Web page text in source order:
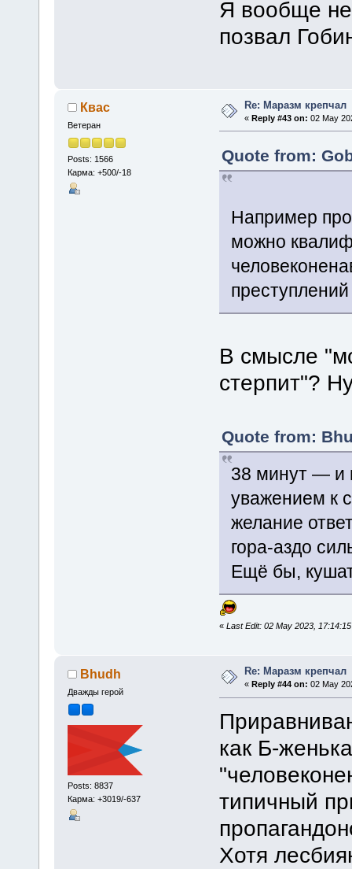
Я вообще
позвал
Квас
Ветеран
Posts: 1566
Карма: +500/-18
Re: Маразм крепчал
«Reply #43 on: 02 May
Quote from:
Например
можно
В смысле
стерпит"?
Quote from:
38 минут — и
уважением к
желание
гора-аздо
Ещё бы,
« Last Edit: 02 May 2023,
Bhudh
Дважды герой
Posts: 8837
Карма: +3019/-637
Re: Маразм крепчал
« Reply #44 on: 02 May
как Б-
типичный
Хотя